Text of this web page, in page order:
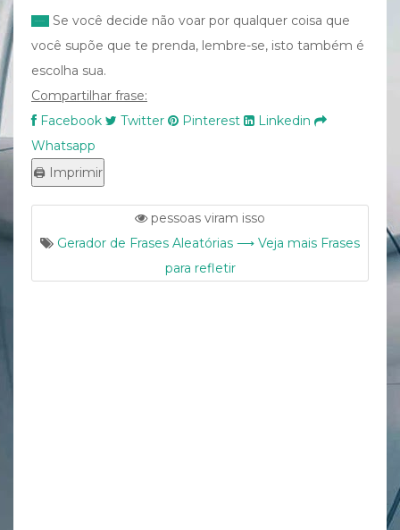
Se você decide não voar por qualquer coisa que
você supõe que te prenda, lembre-se, isto também é
escolha sua.
Compartilhar frase:
Facebook
Twitter Pinterest
Linkedin
Whatsapp
pessoas viram isso
Gerador de Frases Aleatórias ⟶ Veja mais Frases
para refletir